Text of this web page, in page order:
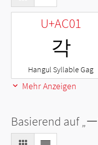
U+AC01
각
Hangul Syllable Gag
Mehr Anzeigen
Basierend auf „ᅳ